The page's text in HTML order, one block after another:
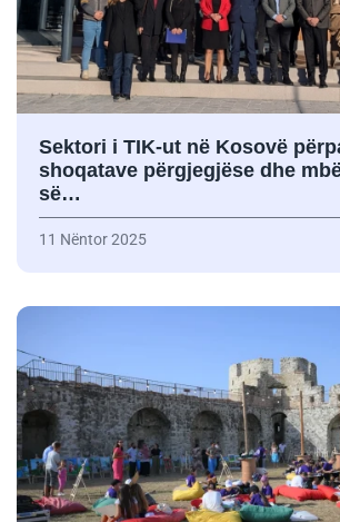
Sektori i TIK-ut në Kosovë
shoqatave përgjegjëse dhe
së…
11 Nëntor 2025